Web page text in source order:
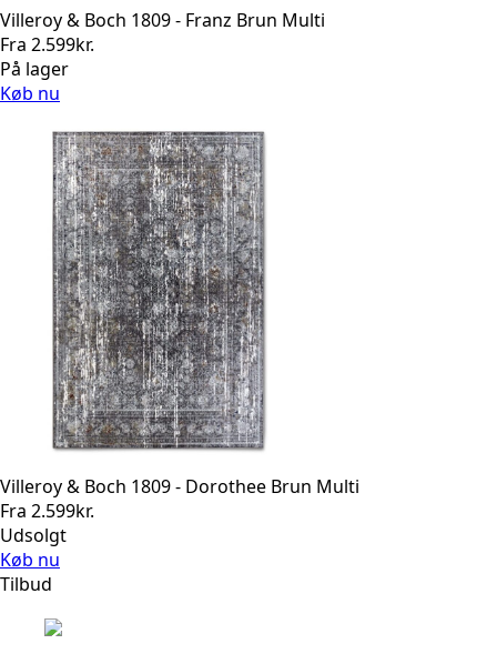
Villeroy & Boch 1809 - Franz Brun Multi
Fra 2.599kr.
På lager
Køb nu
Villeroy & Boch 1809 - Dorothee Brun Multi
Fra 2.599kr.
Udsolgt
Køb nu
Tilbud